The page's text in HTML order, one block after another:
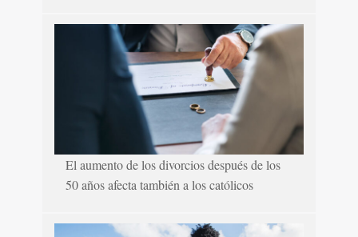
El aumento de los divorcios después de los
50 años afecta también a los católicos